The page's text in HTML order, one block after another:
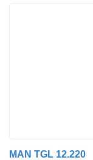
MAN TGL 12.220